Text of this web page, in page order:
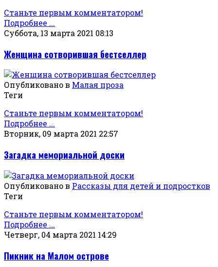
Станьте первым комментатором!
Подробнее ...
Суббота, 13 марта 2021 08:13
Женщина сотворившая бестселлер
Опубликовано в Малая проза
Теги
Станьте первым комментатором!
Подробнее ...
Вторник, 09 марта 2021 22:57
Загадка мемориальной доски
Опубликовано в Рассказы для детей и подростков
Теги
Станьте первым комментатором!
Подробнее ...
Четверг, 04 марта 2021 14:29
Пикник на Малом острове